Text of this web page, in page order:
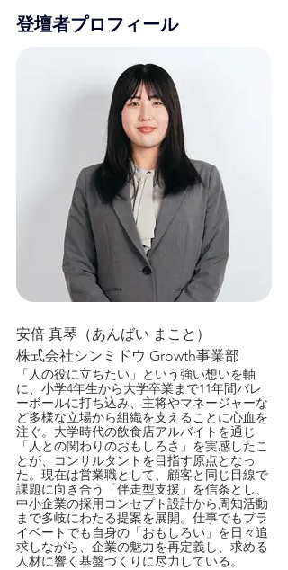
登壇者プロフィール
安倍 真琴（あんばい まこと）
株式会社シンミドウ Growth事業部
「人の役に立ちたい」という強い想いを軸
に、小学4年生から大学卒業まで11年間バレ
ーボールに打ち込み、主将やマネージャーな
ど多様な立場から組織を支えることに心血を
注ぐ。大学時代の飲食店アルバイトを通じ
「人との関わりのおもしろさ」を実感したこ
とが、コンサルタントを目指す原点となっ
た。現在は営業職として、顧客と同じ目線で
課題に向き合う「伴走型支援」を信条とし、
中小企業の採用コンセプト設計から周知活動
まで多岐にわたる提案を展開。仕事でもプラ
イベートでも自身の「おもしろい」を日々追
求しながら、企業の魅力を再定義し、求める
人材に響く基盤づくりに尽力している。